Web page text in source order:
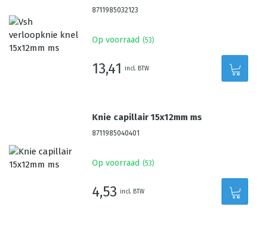
8711985032123
Op voorraad (53)
13,41 incl. BTW
Knie capillair 15x12mm ms
8711985040401
Op voorraad (53)
4,53 incl. BTW